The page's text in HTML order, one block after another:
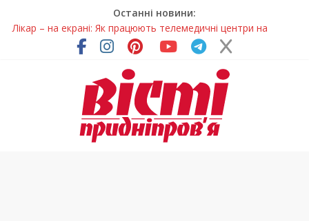
Останні новини:
Лікар – на екрані: Як працюють телемедичні центри на
Дніпропетровщині
У Дніпрі триває масштабна підготовка до опалювального
Пошуки тривають: на Дніпропетровщині досліджують місце
розташування легендарного монастиря (Фото)
Ветерани Дніпропетровщини отримують шанс на власне